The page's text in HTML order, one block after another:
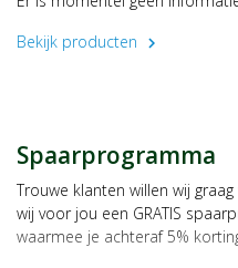
Bekijk producten
chevron_right
Spaarprogramma
Trouwe klanten willen wij
wij voor jou een GRATIS
waarmee je achteraf 5%